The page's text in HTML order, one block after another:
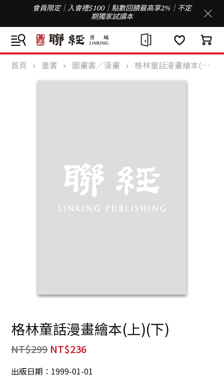
會員限定｜入會禮$100｜點數回饋最高享2%｜不定
期獨家試讀本
首頁 童書 圖畫書／漫畫 格林童話漫畫繪本(上)(下)
格林童話漫畫繪本(上)(下)
NT$299 NT$236
出版日期：1999-01-01